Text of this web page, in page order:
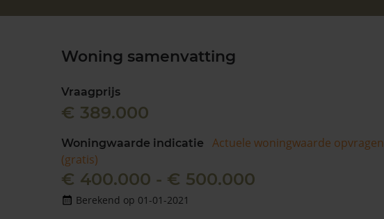
Woning samenvatting
Vraagprijs
€ 389.000
Woningwaarde indicatie
Actuele woningwaarde opvragen
(gratis)
€ 400.000 - € 500.000
Berekend op 01-01-2021